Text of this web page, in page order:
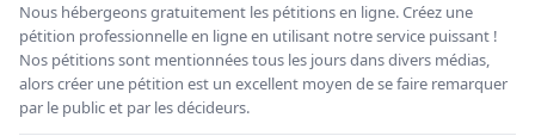
Nous hébergeons gratuitement les pétitions en ligne. Créez une
pétition professionnelle en ligne en utilisant notre service puissant !
Nos pétitions sont mentionnées tous les jours dans divers médias,
alors créer une pétition est un excellent moyen de se faire remarquer
par le public et par les décideurs.